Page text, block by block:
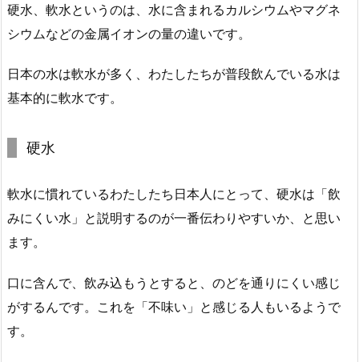
硬水、軟水というのは、水に含まれるカルシウムやマグネ
シウムなどの金属イオンの量の違いです。
日本の水は軟水が多く、わたしたちが普段飲んでいる水は
基本的に軟水です。
硬水
軟水に慣れているわたしたち日本人にとって、硬水は「飲
みにくい水」と説明するのが一番伝わりやすいか、と思い
ます。
口に含んで、飲み込もうとすると、のどを通りにくい感じ
がするんです。これを「不味い」と感じる人もいるようで
す。